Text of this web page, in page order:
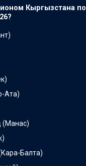
Кыргызстана
Ата)
(Манас)
Балта)